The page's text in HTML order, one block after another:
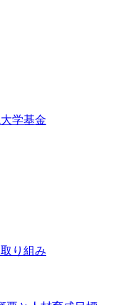
学基金
り組み